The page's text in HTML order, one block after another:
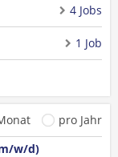
4 Jobs
1 Job
pro Jahr
w/d)